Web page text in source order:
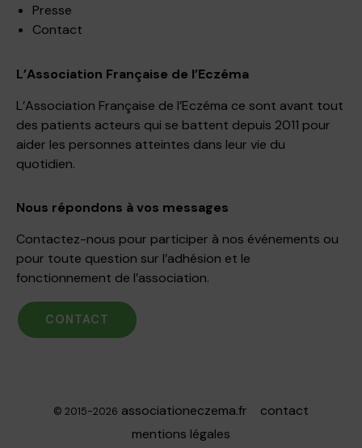
Presse
Contact
L’Association Française de l’Eczéma
L’Association Française de l’Eczéma ce sont avant tout
des patients acteurs qui se battent depuis 2011 pour
aider les personnes atteintes dans leur vie du
quotidien.
Nous répondons à vos messages
Contactez-nous pour participer à nos événements ou
pour toute question sur l’adhésion et le
fonctionnement de l’association.
CONTACT
© 2015-2026 associationeczema.fr
contact
mentions légales